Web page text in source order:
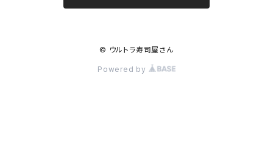
© ウルトラ寿司屋さん
Powered by